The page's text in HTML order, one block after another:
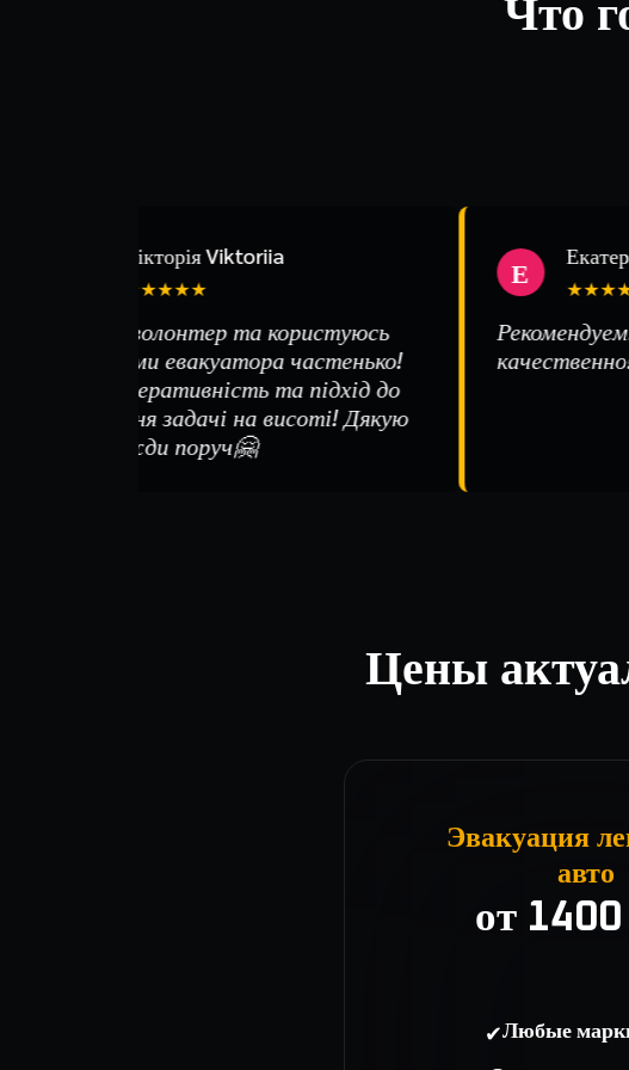
Что
Вікторія Viktoriia
★★★★★
Я сама волонтер та користуюсь
послугами евакуатора частенько!
Ціни, оперативність та підхід до
виконання задачі на висоті! Дякую
що завжди поруч🤗
★★★★★
Рекомендуем.
качественно!
Цены
Эвакуация
авто
от 1400
✔Любые